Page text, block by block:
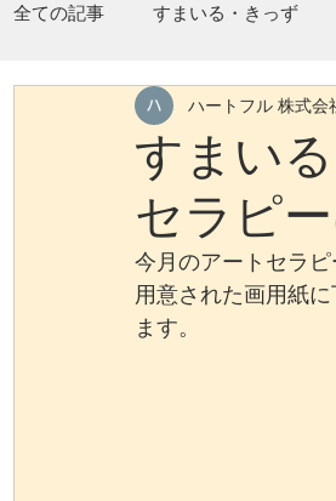
全ての記事 すまいる・きっず
すまい
セラピ
ハートフル 株式会
今月のアートセラ
用意された画用紙
ます。